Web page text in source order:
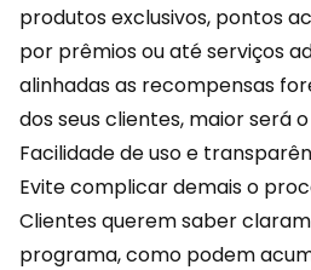
produtos exclusivos, pontos
por prêmios ou até serviços
alinhadas as recompensas
dos seus clientes, maior será
Facilidade de uso e
Evite complicar demais o
Clientes querem saber
programa, como podem